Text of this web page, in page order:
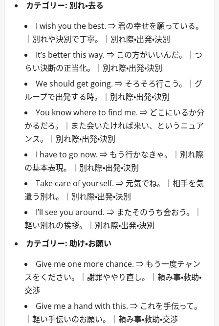
カテゴリー: 別れ・去る
I wish you the best. ⇒ 君の幸せを願っている。
｜別れや決別で丁寧。｜別れ際・出発・決別
It’s better this way. ⇒ この方がいいんだ。｜つ
らい決断の正当化。｜別れ際・出発・決別
We should get going. ⇒ そろそろ行こう。｜グ
ループで出発する時。｜別れ際・出発・決別
You know where to find me. ⇒ どこにいるか分
かるだろ。｜また会いたければ来い、というニュア
ンス。｜別れ際・出発・決別
I have to go now. ⇒ もう行かなきゃ。｜別れ際
の基本表現。｜別れ際・出発・決別
Take care of yourself. ⇒ 元気でね。｜相手を気
遣う別れ。｜別れ際・出発・決別
I’ll see you around. ⇒ またそのうち会おう。｜
軽い別れの挨拶。｜別れ際・出発・決別
カテゴリー: 助け・お願い
Give me one more chance. ⇒ もう一度チャン
スをください。｜謝罪ややり直し。｜頼み事・救助・
交渉
Give me a hand with this. ⇒ これを手伝って。
｜軽い手伝いのお願い。｜頼み事・救助・交渉